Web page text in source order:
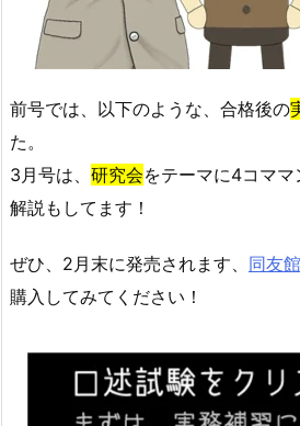
前号では、以下のような、合格後の
た。
3月号は、 研究会をテーマに4コママ
解説もしてます！
ぜひ、2月末に発売されます、 同友
購入してみてください！